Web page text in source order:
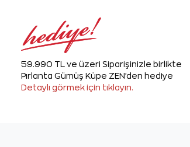
59.990 TL ve üzeri Siparişinizle birlikte
Pırlanta Gümüş Küpe ZEN'den hediye
Detaylı görmek için tıklayın.